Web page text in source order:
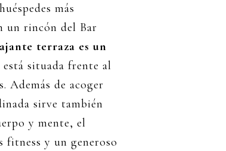
más
un rincón del Bar
terraza es un
está situada frente al
Además de acoger
sirve también
y mente, el
fitness y un generoso